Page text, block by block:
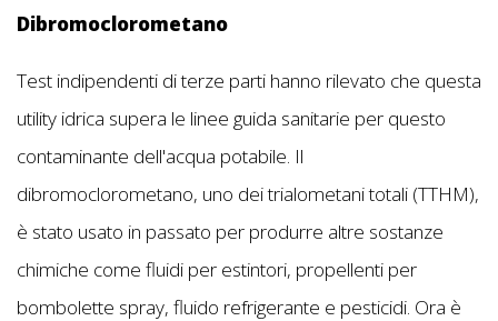
Dibromoclorometano
Test indipendenti di terze parti hanno rilevato che questa
utility idrica supera le linee guida sanitarie per questo
contaminante dell'acqua potabile. Il
dibromoclorometano, uno dei trialometani totali (TTHM),
è stato usato in passato per produrre altre sostanze
chimiche come fluidi per estintori, propellenti per
bombolette spray, fluido refrigerante e pesticidi. Ora è